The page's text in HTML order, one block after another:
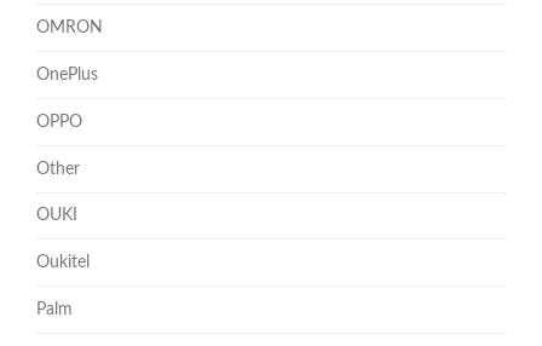
OMRON
OnePlus
OPPO
Other
OUKI
Oukitel
Palm